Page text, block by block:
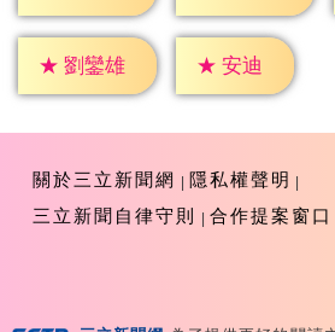
★ 劉鑾雄 ★ 安迪
關於三立新聞網
隱私權聲明
三立新聞自律守則
合作提案窗口